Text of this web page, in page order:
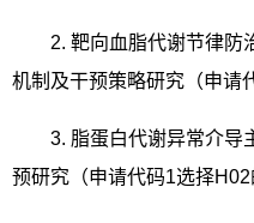
2. 靶向血脂代谢节律防
机制及干预策略研究（申请
3. 脂蛋白代谢异常介导
预研究（申请代码1选择H02